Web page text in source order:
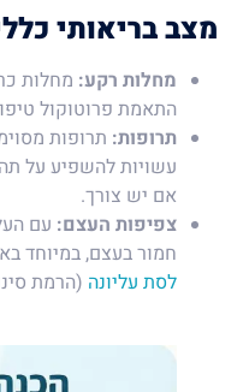
מצב בריאותי
מחלות רקע: מחלות
התאמת פרוטוקול
תרופות: תרופות
עשויות להשפיע על
אם יש צורך.
צפיפות העצם: עם
חמור בעצם, במיוחד
לסת עליונה (הרמת